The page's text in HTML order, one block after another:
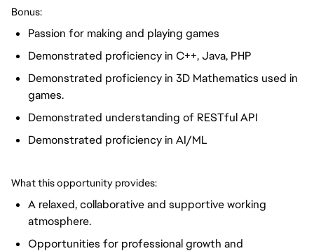
Bonus:
Passion for making and playing games
Demonstrated proficiency in C++, Java, PHP
Demonstrated proficiency in 3D Mathematics used in
games.
Demonstrated understanding of RESTful API
Demonstrated proficiency in AI/ML
What this opportunity provides:
A relaxed, collaborative and supportive working
atmosphere.
Opportunities for professional growth and